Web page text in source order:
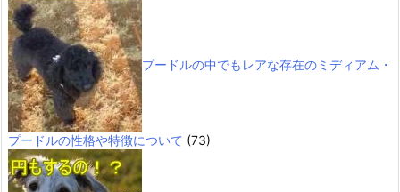
プードルの中でもレアな存在のミディアム・
プードルの性格や特徴について (73)